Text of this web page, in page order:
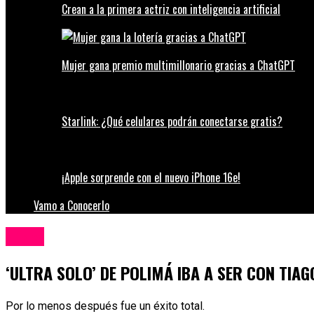
Crean a la primera actriz con inteligencia artificial
Mujer gana premio multimillonario gracias a ChatGPT
Starlink: ¿Qué celulares podrán conectarse gratis?
¡Apple sorprende con el nuevo iPhone 16e!
Vamo a Conocerlo
‘ULTRA SOLO’ DE POLIMÁ IBA A SER CON
Por lo menos después fue un éxito total.